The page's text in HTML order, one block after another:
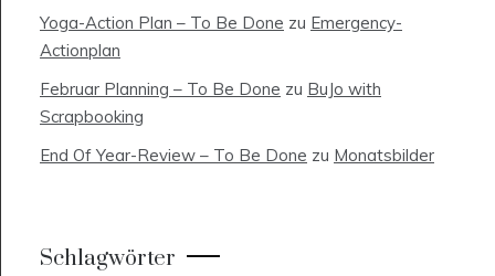
Yoga-Action Plan – To Be Done zu Emergency-
Actionplan
Februar Planning – To Be Done zu BuJo with
Scrapbooking
End Of Year-Review – To Be Done zu Monatsbilder
Schlagwörter